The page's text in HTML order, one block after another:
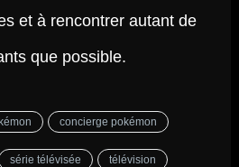
et à rencontrer autant de
que possible.
concierge pokémon
série télévisée télévision